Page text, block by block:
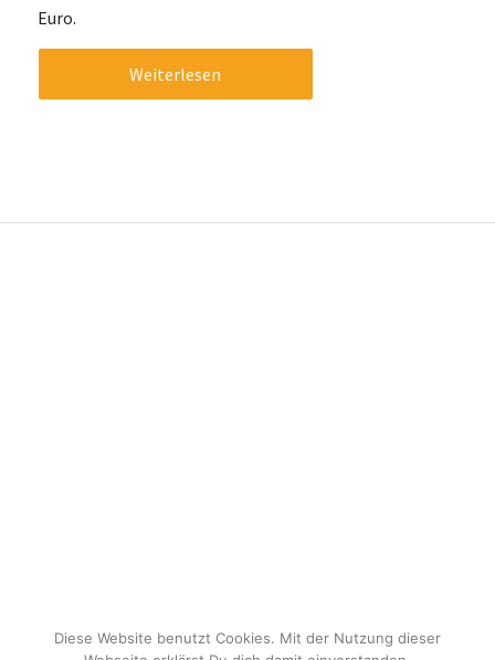
Euro.
Weiterlesen
Diese Website benutzt Cookies. Mit der Nutzung dieser